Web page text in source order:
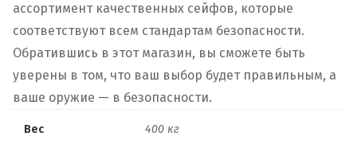
ассортимент качественных сейфов, которые
соответствуют всем стандартам безопасности.
Обратившись в этот магазин, вы сможете быть
уверены в том, что ваш выбор будет правильным, а
ваше оружие — в безопасности.
Вес 400 кг